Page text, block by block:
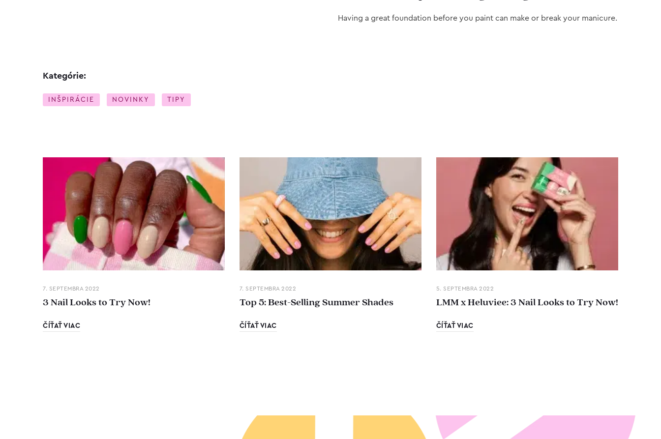
Having a great foundation before you paint can make or break your manicure.
Kategórie:
INŠPIRÁCIE NOVINKY TIPY
7. SEPTEMBRA 2022
3 Nail Looks to Try Now!
ČÍŤAŤ VIAC
7. SEPTEMBRA 2022
Top 5: Best-Selling Summer Shades
ČÍŤAŤ VIAC
5. SEPTEMBRA 2022
LMM x Heluviee: 3 Nail Looks to Try Now!
ČÍŤAŤ VIAC